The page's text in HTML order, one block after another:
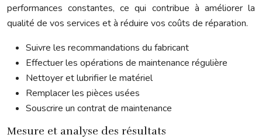
performances constantes, ce qui contribue à améliorer la
qualité de vos services et à réduire vos coûts de réparation.
Suivre les recommandations du fabricant
Effectuer les opérations de maintenance régulière
Nettoyer et lubrifier le matériel
Remplacer les pièces usées
Souscrire un contrat de maintenance
Mesure et analyse des résultats